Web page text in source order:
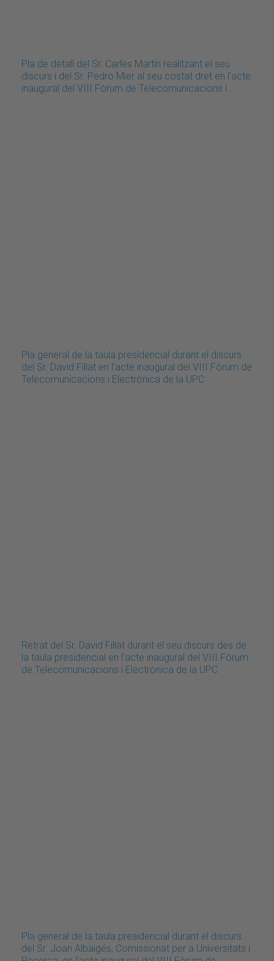
Pla de detall del Sr. Carles Martín realitzant el seu
discurs i del Sr. Pedro Mier al seu costat dret en l'acte
inaugural del VIII Fòrum de Telecomunicacions i…
Pla general de la taula presidencial durant el discurs
del Sr. David Fillat en l'acte inaugural del VIII Fòrum de
Telecomunicacions i Electrònica de la UPC
Retrat del Sr. David Fillat durant el seu discurs des de
la taula presidencial en l'acte inaugural del VIII Fòrum
de Telecomunicacions i Electrònica de la UPC
Pla general de la taula presidencial durant el discurs
del Sr. Joan Albaigés, Comissionat per a Universitats i